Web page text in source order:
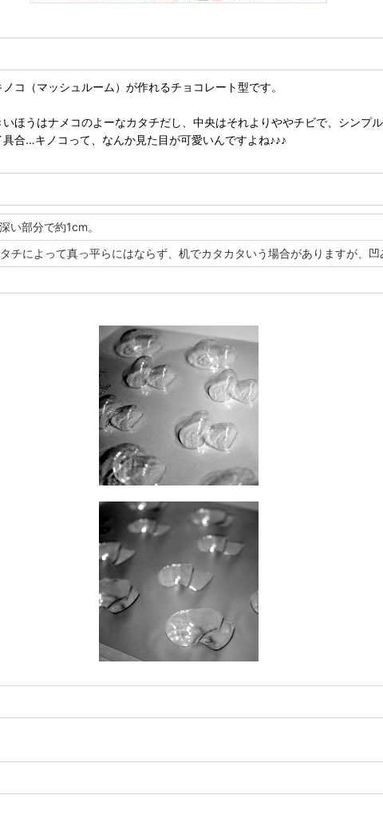
コ（マッシュルーム）が作れるチョコレート型です。
ほうはナメコのよーなカタチだし、中央はそれよりややチビで、シンプ
合…キノコって、なんか見た目が可愛いんですよね♪♪♪
部分で約1cm。
によって真っ平らにはならず、机でカタカタいう場合がありますが、